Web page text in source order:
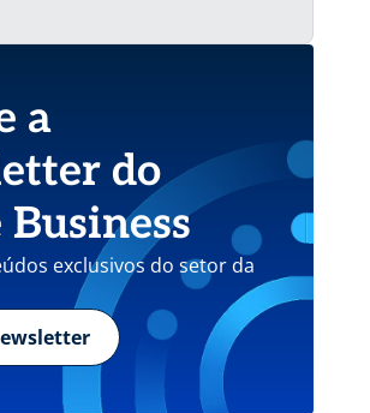
a
do
Business
exclusivos do setor da